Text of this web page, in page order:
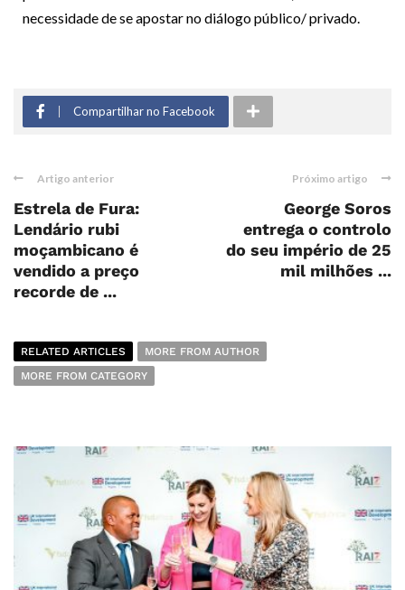
necessidade de se apostar no diálogo público/ privado.
Compartilhar no Facebook
Artigo anterior
Estrela de Fura:
Lendário rubi
moçambicano é
vendido a preço
recorde de ...
Próximo artigo
George Soros
entrega o controlo
do seu império de 25
mil milhões ...
RELATED ARTICLES
MORE FROM AUTHOR
MORE FROM CATEGORY